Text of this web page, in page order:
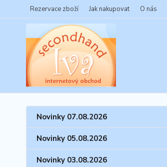
Rezervace zboží Jak nakupovat O nás
Novinky 07.08.2026
Novinky 05.08.2026
Novinky 03.08.2026